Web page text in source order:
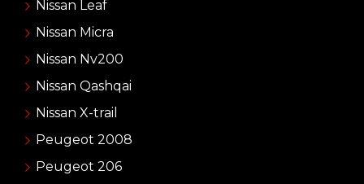
Nissan Leaf
Nissan Micra
Nissan Nv200
Nissan Qashqai
Nissan X-trail
Peugeot 2008
Peugeot 206